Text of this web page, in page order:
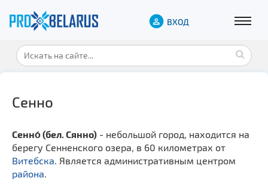
ВХОД
Сенно
Сенно́ (бел. Сянно) - небольшой город, находится на
берегу Сенненского озера, в 60 километрах от
Витебска . Является административным центром
района